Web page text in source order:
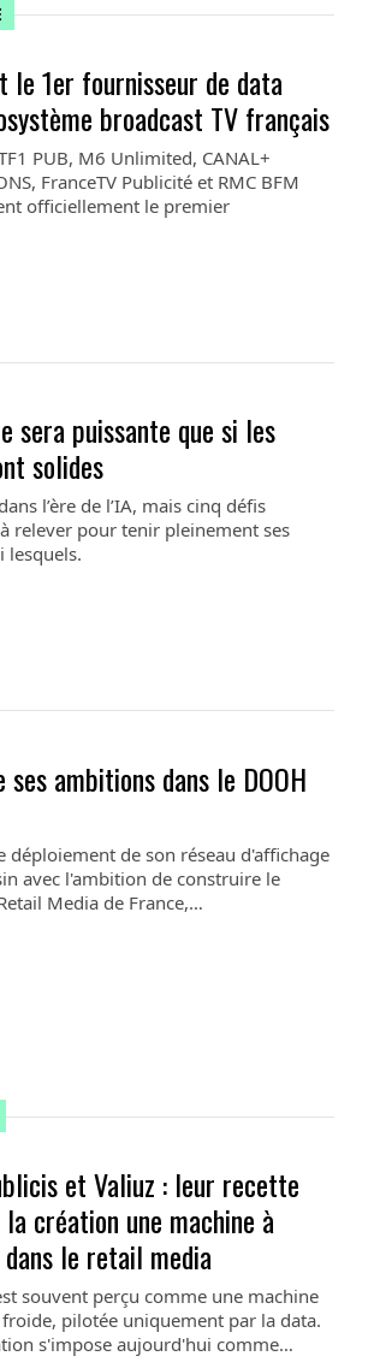
le 1er fournisseur de data
broadcast TV français
PUB, M6 Unlimited, CANAL+
FranceTV Publicité et RMC BFM
officiellement le premier
sera puissante que si les
solides
l’ère de l’IA, mais cinq défis
relever pour tenir pleinement ses
lesquels.
ses ambitions dans le DOOH
déploiement de son réseau d'affichage
avec l'ambition de construire le
Media de France,…
et Valiuz : leur recette
création une machine à
le retail media
souvent perçu comme une machine
pilotée uniquement par la data.
s'impose aujourd'hui comme…